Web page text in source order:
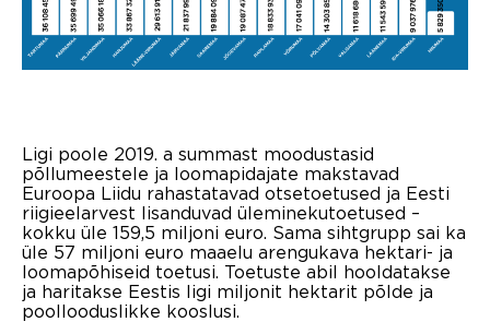
Ligi poole 2019. a summast moodustasid
põllumeestele ja loomapidajate makstavad
Euroopa Liidu rahastatavad otsetoetused ja Eesti
riigieelarvest lisanduvad üleminekutoetused –
kokku üle 159,5 miljoni euro. Sama sihtgrupp sai ka
üle 57 miljoni euro maaelu arengukava hektari- ja
loomapõhiseid toetusi. Toetuste abil hooldatakse
ja haritakse Eestis ligi miljonit hektarit põlde ja
poollooduslikke kooslusi.